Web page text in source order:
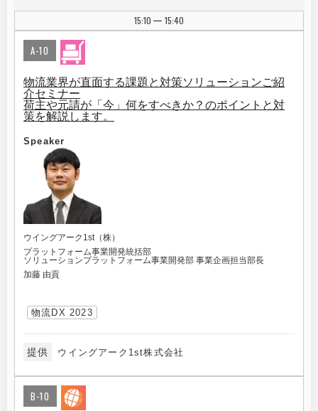
15:10 | 15:40
A-10
物流業界が直面する課題と対策ソリューションご紹
介セミナー
荷主や元請が「今」何をすべきか？のポイントと対
策を解説します。
Speaker
ウイングアーク1st（株）
プラットフォーム事業開発統括部
ソリューションプラットフォーム事業開発部 事業企画担当部長
加藤 由貢
物流DX 2023
提供 ウイングアーク1st株式会社
B-10